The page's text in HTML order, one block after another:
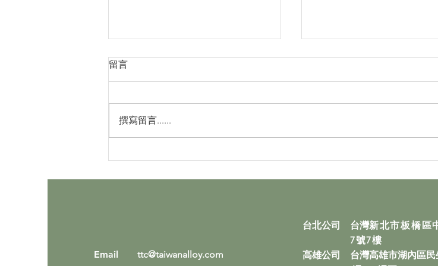
2026台日機械經貿商談會圓
台灣鎢鋼參與2026 德國
留言
撰寫留言......
Email
ttc@taiwanalloy.com
台北公司 台灣新北市板橋
7號7樓
高雄公司 台灣高雄市湖內區民